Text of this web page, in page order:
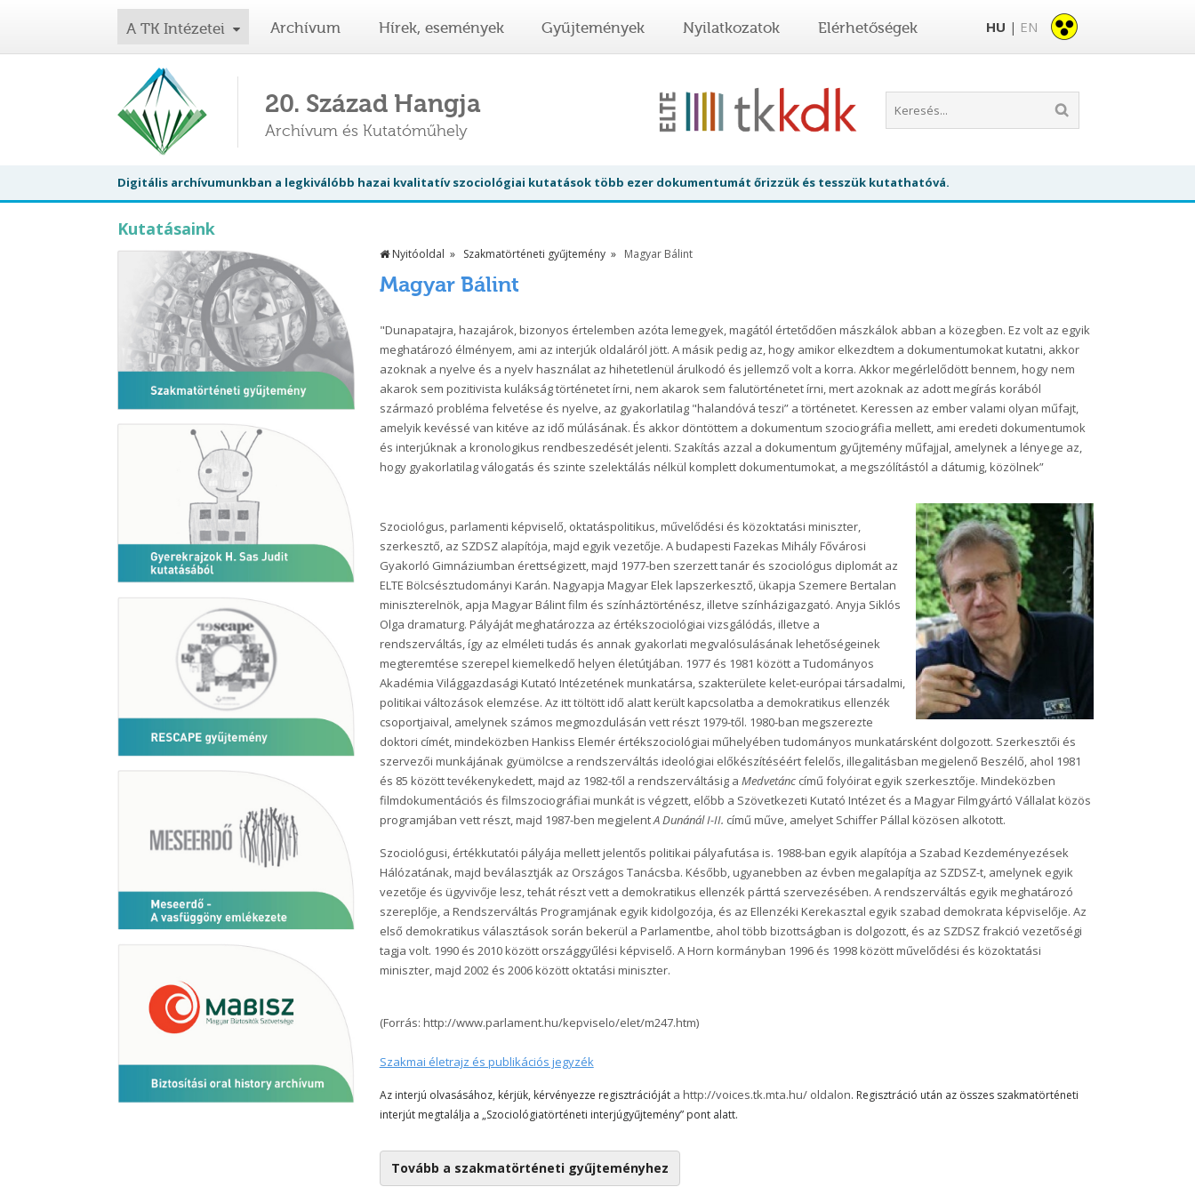
A TK Intézetei Archívum Hírek, események Gyűjtemények Nyilatkozatok Elérhetőségek HU | EN
20. Század Hangja
Archívum és Kutatóműhely
Digitális archívumunkban a legkiválóbb hazai kvalitatív szociológiai kutatások több ezer dokumentumát őrizzük és tesszük kutathatóvá.
Kutatásaink
Nyitóoldal Szakmatörténeti gyűjtemény Magyar Bálint
Magyar Bálint
"Dunapatajra, hazajárok, bizonyos értelemben azóta lemegyek, magától értetődően mászkálok abban a közegben. Ez volt az egyik
meghatározó élményem, ami az interjúk oldaláról jött. A másik pedig az, hogy amikor elkezdtem a dokumentumokat kutatni, akkor
azoknak a nyelve és a nyelv használat az hihetetlenül árulkodó és jellemző volt a korra. Akkor megérlelődött bennem, hogy nem
akarok sem pozitivista kulákság történetet írni, nem akarok sem falutörténetet írni, mert azoknak az adott megírás korából
származó probléma felvetése és nyelve, az gyakorlatilag "halandóvá teszi” a történetet. Keressen az ember valami olyan műfajt,
amelyik kevéssé van kitéve az idő múlásának. És akkor döntöttem a dokumentum szociográfia mellett, ami eredeti dokumentumok
és interjúknak a kronologikus rendbeszedését jelenti. Szakítás azzal a dokumentum gyűjtemény műfajjal, amelynek a lényege az,
hogy gyakorlatilag válogatás és szinte szelektálás nélkül komplett dokumentumokat, a megszólítástól a dátumig, közölnek”
Szociológus, parlamenti képviselő, oktatáspolitikus, művelődési és közoktatási miniszter,
szerkesztő, az SZDSZ alapítója, majd egyik vezetője. A budapesti Fazekas Mihály Fővárosi
Gyakorló Gimnáziumban érettségizett, majd 1977-ben szerzett tanár és szociológus diplomát az
ELTE Bölcsésztudományi Karán. Nagyapja Magyar Elek lapszerkesztő, ükapja Szemere Bertalan
miniszterelnök, apja Magyar Bálint film és színháztörténész, illetve színházigazgató. Anyja Siklós
Olga dramaturg. Pályáját meghatározza az értékszociológiai vizsgálódás, illetve a
rendszerváltás, így az elméleti tudás és annak gyakorlati megvalósulásának lehetőségeinek
megteremtése szerepel kiemelkedő helyen életútjában. 1977 és 1981 között a Tudományos
Akadémia Világgazdasági Kutató Intézetének munkatársa, szakterülete kelet-európai társadalmi,
politikai változások elemzése. Az itt töltött idő alatt került kapcsolatba a demokratikus ellenzék
csoportjaival, amelynek számos megmozdulásán vett részt 1979-től. 1980-ban megszerezte
doktori címét, mindeközben Hankiss Elemér értékszociológiai műhelyében tudományos munkatársként dolgozott. Szerkesztői és
szervezői munkájának gyümölcse a rendszerváltás ideológiai előkészítéséért felelős, illegalitásban megjelenő Beszélő, ahol 1981
és 85 között tevékenykedett, majd az 1982-től a rendszerváltásig a Medvetánc című folyóirat egyik szerkesztője. Mindeközben
filmdokumentációs és filmszociográfiai munkát is végzett, előbb a Szövetkezeti Kutató Intézet és a Magyar Filmgyártó Vállalat közös
programjában vett részt, majd 1987-ben megjelentA Dunánál I-II. című műve, amelyet Schiffer Pállal közösen alkotott.
Szociológusi, értékkutatói pályája mellett jelentős politikai pályafutása is. 1988-ban egyik alapítója a Szabad Kezdeményezések
Hálózatának, majd beválasztják az Országos Tanácsba. Később, ugyanebben az évben megalapítja az SZDSZ-t, amelynek egyik
vezetője és ügyvivője lesz, tehát részt vett a demokratikus ellenzék párttá szervezésében. A rendszerváltás egyik meghatározó
szereplője, a Rendszerváltás Programjának egyik kidolgozója, és az Ellenzéki Kerekasztal egyik szabad demokrata képviselője. Az
első demokratikus választások során bekerül a Parlamentbe, ahol több bizottságban is dolgozott, és az SZDSZ frakció vezetőségi
tagja volt. 1990 és 2010 között országgyűlési képviselő. A Horn kormányban 1996 és 1998 között művelődési és közoktatási
miniszter, majd 2002 és 2006 között oktatási miniszter.
(Forrás: http://www.parlament.hu/kepviselo/elet/m247.htm)
Szakmai életrajz és publikációs jegyzék
Az interjú olvasásához, kérjük, kérvényezze regisztrációjáta http://voices.tk.mta.hu/ oldalon. Regisztráció után az összes szakmatörténeti
interjút megtalálja a „Szociológiatörténeti interjúgyűjtemény” pont alatt.
Tovább a szakmatörténeti gyűjteményhez